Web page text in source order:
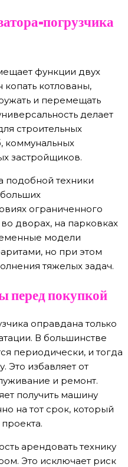
погрузчика
функции двух
котлованы,
и перемещать
делает
строительных
коммунальных
застройщиков.
подобной техники
ограниченного
дворах, на парковках
модели
но при этом
тяжелых задач.
перед покупкой
оправдана только
В большинстве
периодически, и тогда
Это избавляет от
и ремонт.
получить машину
на тот срок, который
арендовать технику
Это исключает риск